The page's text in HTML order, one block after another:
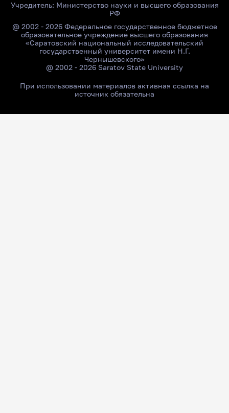
Учредитель: Министерство науки и высшего образования
РФ
@ 2002 - 2026 Федеральное государственное бюджетное
образовательное учреждение высшего образования
«Саратовский национальный исследовательский
государственный университет имени Н.Г.
Чернышевского»
@ 2002 - 2026 Saratov State University
При использовании материалов активная ссылка на
источник обязательна